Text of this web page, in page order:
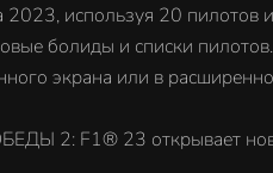
2023, используя 20
болиды и списки
экрана или в
2: F1® 23 открывает